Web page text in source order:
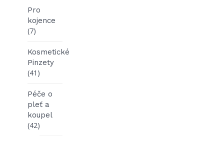
Pro
kojence
(7)
Kosmetické
Pinzety
(41)
Péče o
pleť a
koupel
(42)